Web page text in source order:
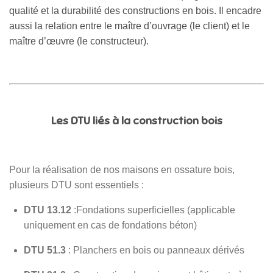
qualité et la durabilité des constructions en bois. Il encadre
aussi la relation entre le maître d’ouvrage (le client) et le
maître d’œuvre (le constructeur).
Les DTU liés à la construction bois
Pour la réalisation de nos maisons en ossature bois,
plusieurs DTU sont essentiels :
DTU 13.12 :Fondations superficielles (applicable
uniquement en cas de fondations béton)
DTU 51.3 : Planchers en bois ou panneaux dérivés